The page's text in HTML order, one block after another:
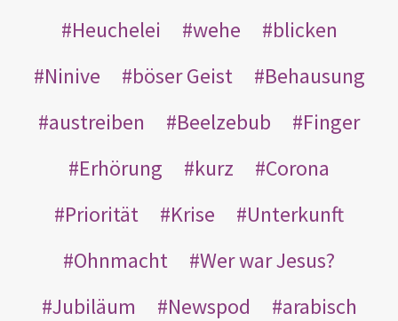
Heuchelei wehe
blicken
Ninive
böser Geist
Behausung
austreiben
Beelzebub
Finger
Erhörung
kurz
Corona
Priorität
Krise
Unterkunft
Ohnmacht
Wer war Jesus?
Jubiläum
Newspod
arabisch